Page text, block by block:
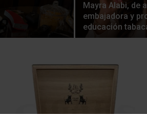
Mayra Alabi, de
embajadora y
educación